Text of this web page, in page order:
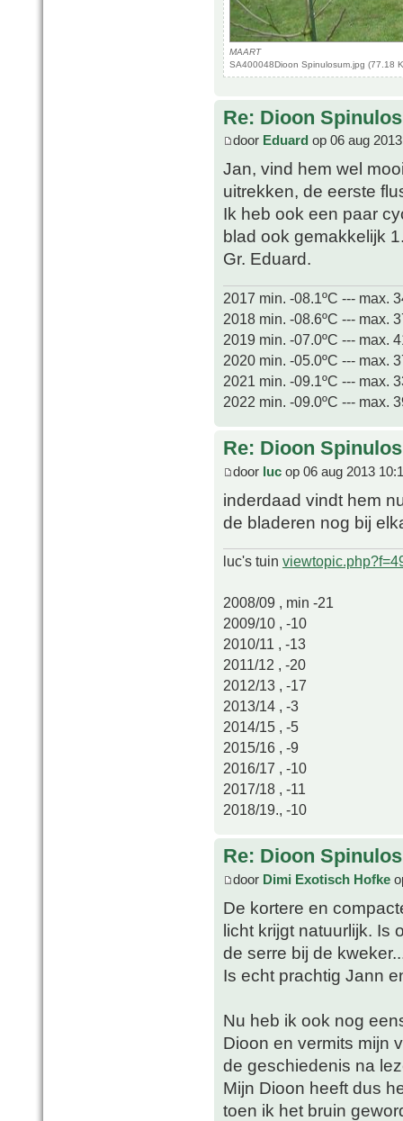
MAART
SA400048Dioon Spinulosum.jpg (77.18
Re: Dioon
door Eduard op 06 aug
Jan, vind hem wel
uitrekken, de eerste
Ik heb ook een paar
blad ook gemakkelijk
Gr. Eduard.
2017 min. -08.1ºC --- max.
2018 min. -08.6ºC --- max.
2019 min. -07.0ºC --- max.
2020 min. -05.0ºC --- max.
2021 min. -09.1ºC --- max.
2022 min. -09.0ºC --- max.
Re: Dioon
door luc op 06 aug 2013
inderdaad vindt hem
de bladeren nog bij
luc's tuin
2008/09 , min -21
2009/10 , -10
2010/11 , -13
2011/12 , -20
2012/13 , -17
2013/14 , -3
2014/15 , -5
2015/16 , -9
2016/17 , -10
2017/18 , -11
2018/19., -10
Re: Dioon
door Dimi Exotisch Hofke
De kortere en
licht krijgt natuurlijk. Is
de serre bij de
Is echt prachtig Jann
Nu heb ik ook nog
Dioon en vermits mijn
de geschiedenis na
Mijn Dioon heeft dus
toen ik het bruin